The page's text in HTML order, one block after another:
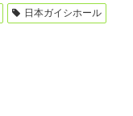
日本ガイシホール